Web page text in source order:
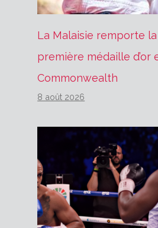
La Malaisie remporte
première médaille d’or
Commonwealth
8 août 2026